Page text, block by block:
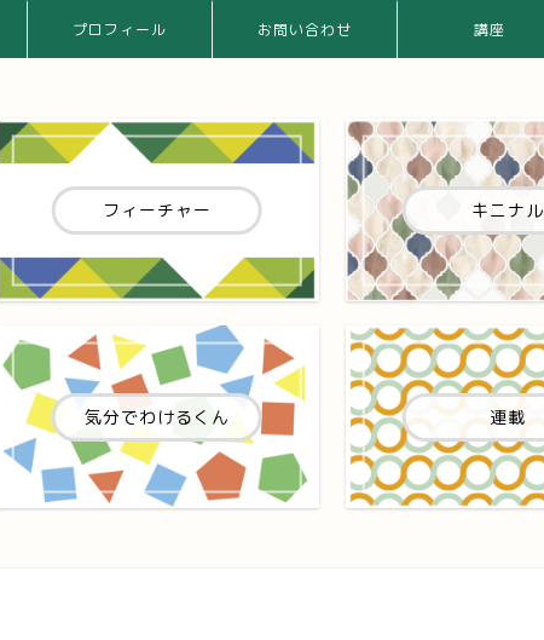
プロフィール お問い合わせ 講座
フィーチャー キニナル
気分でわけるくん 連載